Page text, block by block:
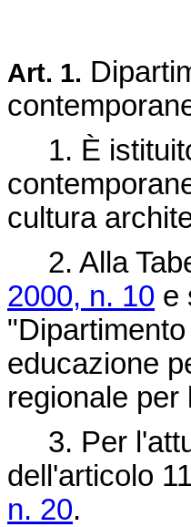
Art. 1.
1. È istituito
cultura
2. Alla
2000, n. 10 e
educazione
regionale per
3. Per
dell'articolo
n. 20.